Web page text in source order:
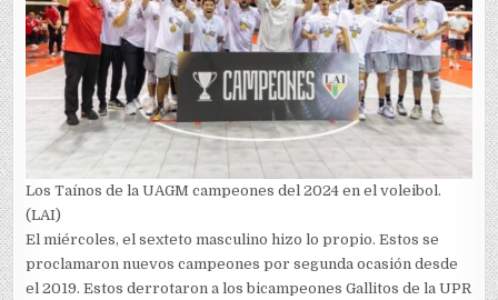
Los Taínos de la UAGM campeones del 2024 en el voleibol.
(LAI)
El miércoles, el sexteto masculino hizo lo propio. Estos se
proclamaron nuevos campeones por segunda ocasión desde
el 2019. Estos derrotaron a los bicampeones Gallitos de la UPR